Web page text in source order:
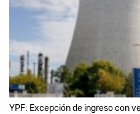
YPF: Excepción de ingreso con